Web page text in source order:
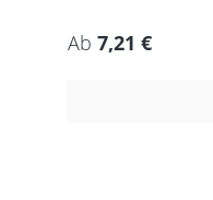
Regulärer Preis:
Ab 7,21 €